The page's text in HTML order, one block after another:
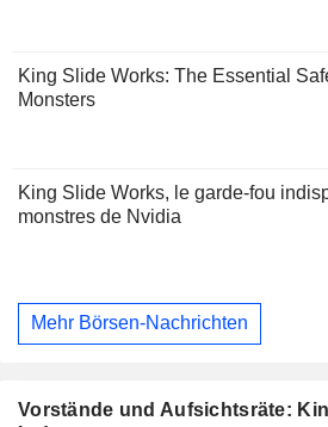
King Slide Works: The Essential
Monsters
King Slide Works, le garde-fou
monstres de Nvidia
Mehr Börsen-Nachrichten
Vorstände und Aufsichtsräte: